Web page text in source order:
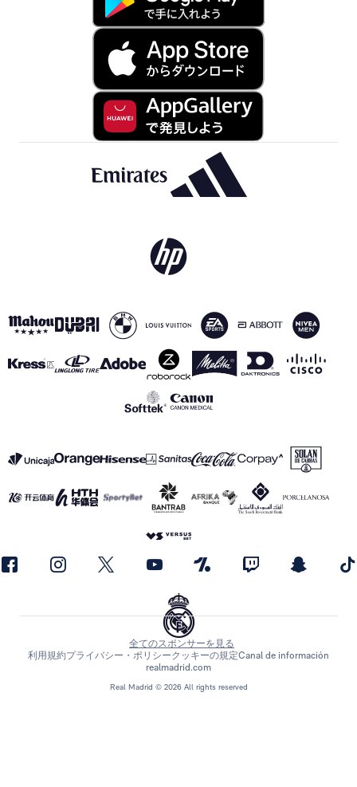
Real Madrid © 2026 All rights reserved
全てのスポンサーを見る
利用規約プライバシー・ポリシークッキーの規定Canal de información
realmadrid.com